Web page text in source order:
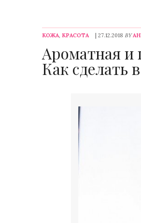
КОЖА, КРАСОТА | 27.12.2018 BY
Ароматная и
Как сделать